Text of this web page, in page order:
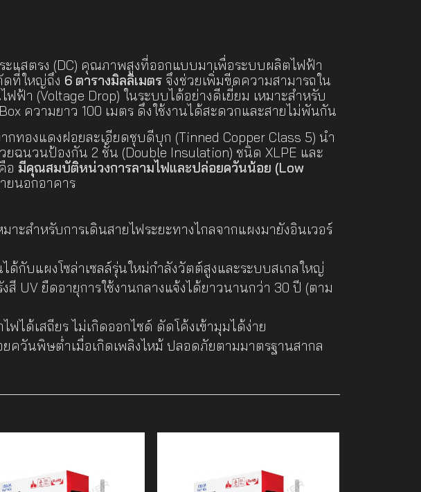
ะแสตรง (DC) คุณภาพสูงที่ออกแบบมาเพื่อระบบผลิตไฟฟ้า
ดที่ใหญ่ถึง 6 ตารางมิลลิเมตร จึงช่วยเพิ่มขีดความสามารถใน
ฟ้า (Voltage Drop) ในระบบได้อย่างดีเยี่ยม เหมาะสำหรับ
ความยาว 100 เมตร ดึงใช้งานได้สะดวกและสายไม่พันกัน
ทองแดงฝอยละเอียดชุบดีบุก (Tinned Copper Class 5) นำ
ฉนวนป้องกัน 2 ชั้น (Double Insulation) ชนิด XLPE และ
อ มีคุณสมบัติหน่วงการลามไฟและปล่อยควันน้อย (Low
ยนอกอาคาร
ะสำหรับการเดินสายไฟระยะทางไกลจากแผงมายังอินเวอร์
ด้กับแผงโซล่าเซลล์รุ่นใหม่กำลังวัตต์สูงและระบบสเกลใหญ่
UV ยืดอายุการใช้งานกลางแจ้งได้ยาวนานกว่า 30 ปี (ตาม
ได้เสถียร ไม่เกิดออกไซด์ ดัดโค้งเข้ามุมได้ง่าย
ยควันพิษต่ำเมื่อเกิดเพลิงไหม้ ปลอดภัยตามมาตรฐานสากล